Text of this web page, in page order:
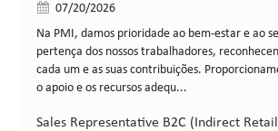
Posted Date
07/20/2026
Na PMI, damos prioridade ao bem-estar e ao
pertença dos nossos trabalhadores,
cada um e as suas contribuições.
o apoio e os recursos adequ...
Sales Representative B2C (Indirect